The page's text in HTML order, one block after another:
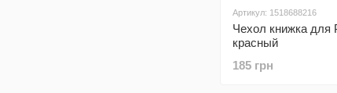
Артикул: 1518688216
Чехол книжка для
красный
185 грн